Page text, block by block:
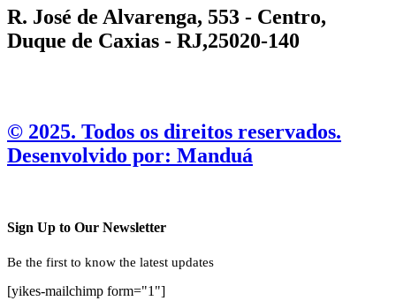
R. José de Alvarenga, 553 - Centro,
Duque de Caxias - RJ,25020-140
©️ 2025. Todos os direitos reservados.
Desenvolvido por: Manduá
Sign Up to Our Newsletter
Be the first to know the latest updates
[yikes-mailchimp form="1"]